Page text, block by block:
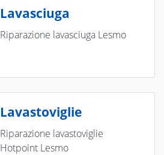
Lavasciuga
Riparazione lavasciuga Lesmo
Lavastoviglie
Riparazione lavastoviglie
Hotpoint Lesmo